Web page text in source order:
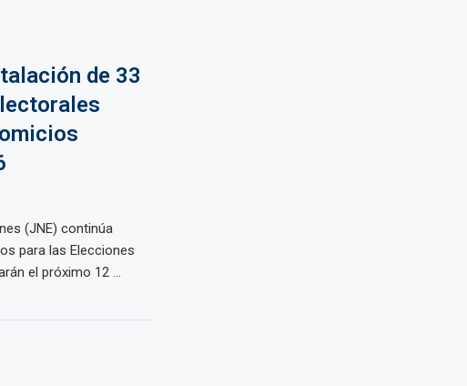
de 33
(JNE) continúa
para las Elecciones
el próximo 12 ...